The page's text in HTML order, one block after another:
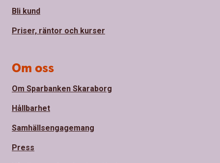
Bli kund
Priser, räntor och kurser
Om oss
Om Sparbanken Skaraborg
Hållbarhet
Samhällsengagemang
Press